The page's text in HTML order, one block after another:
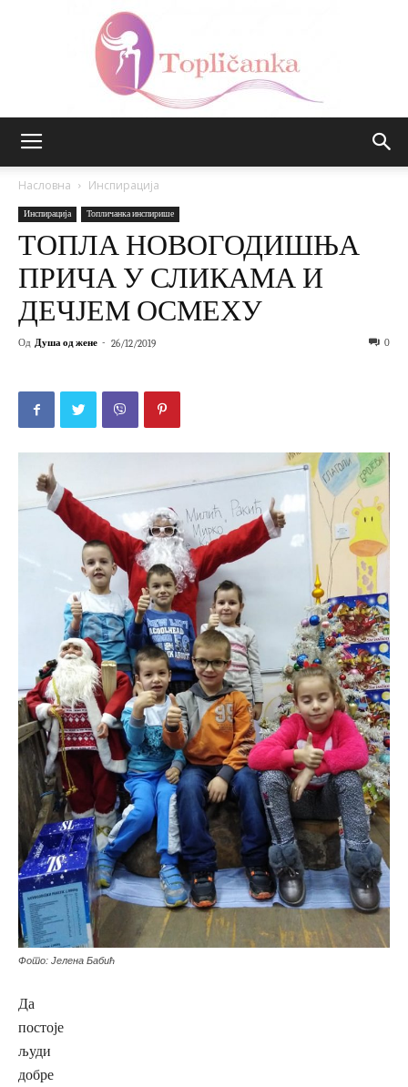
Насловна Инспирација
Инспирација Топличанка инспирише
ТОПЛА НОВОГОДИШЊА
ПРИЧА У СЛИКАМА И
ДЕЧЈЕМ ОСМЕХУ
Од Душа од жене - 26/12/2019 0
Фото: Јелена Бабић
Да
постоје
људи
добре